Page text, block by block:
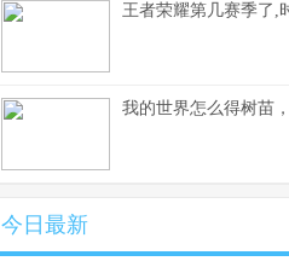
王者荣耀第几赛季了,
我的世界怎么得树苗
今日最新